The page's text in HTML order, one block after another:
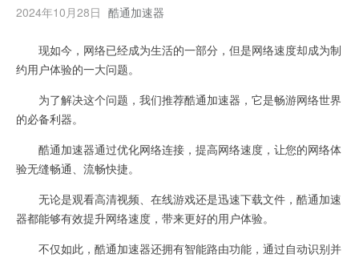
2024年10月28日 酷通加速器
现如今，网络已经成为生活的一部分，但是网络速度却成为制
约用户体验的一大问题。
为了解决这个问题，我们推荐酷通加速器，它是畅游网络世界
的必备利器。
酷通加速器通过优化网络连接，提高网络速度，让您的网络体
验无缝畅通、流畅快捷。
无论是观看高清视频、在线游戏还是迅速下载文件，酷通加速
器都能够有效提升网络速度，带来更好的用户体验。
不仅如此，酷通加速器还拥有智能路由功能，通过自动识别并